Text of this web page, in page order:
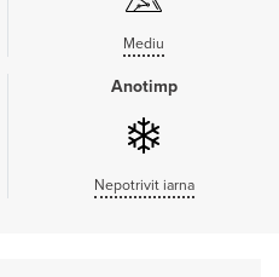
Mediu
Anotimp
Nepotrivit iarna